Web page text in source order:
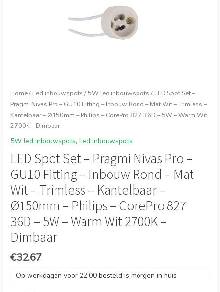
Home/ Led inbouwspots / 5W led inbouwspots / LED Spot Set –
Pragmi Nivas Pro – GU10 Fitting – Inbouw Rond – Mat Wit – Trimless –
Kantelbaar – Ø150mm – Philips – CorePro 827 36D – 5W – Warm Wit
2700K – Dimbaar
5W led inbouwspots,Led inbouwspots
LED Spot Set – Pragmi Nivas Pro –
GU10 Fitting – Inbouw Rond – Mat
Wit – Trimless – Kantelbaar –
Ø150mm – Philips – CorePro 827
36D – 5W – Warm Wit 2700K –
Dimbaar
€32.67
Op werkdagen voor 22:00 besteld is morgen in huis